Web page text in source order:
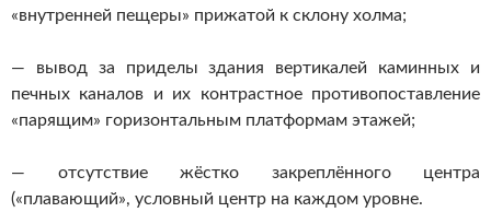
«внутренней пещеры» прижатой к склону холма;
— вывод за приделы здания вертикалей каминных и
печных каналов и их контрастное противопоставление
«парящим» горизонтальным платформам этажей;
— отсутствие жёстко закреплённого центра
(«плавающий», условный центр на каждом уровне.